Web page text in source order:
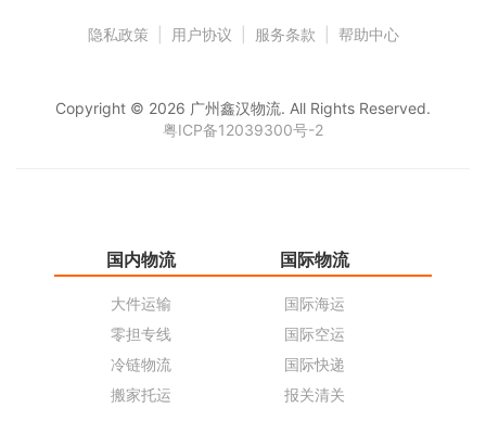
隐私政策 用户协议 服务条款 帮助中心
Copyright © 2026 广州鑫汉物流. All Rights Reserved.
粤ICP备12039300号-2
国内物流
大件运输
零担专线
冷链物流
搬家托运
国际物流
国际海运
国际空运
国际快递
报关清关